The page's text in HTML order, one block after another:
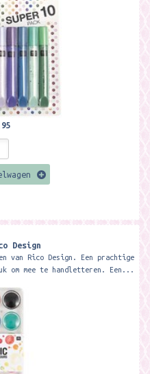
Design
van Rico Design. Een prachtige
om mee te handletteren. Een...